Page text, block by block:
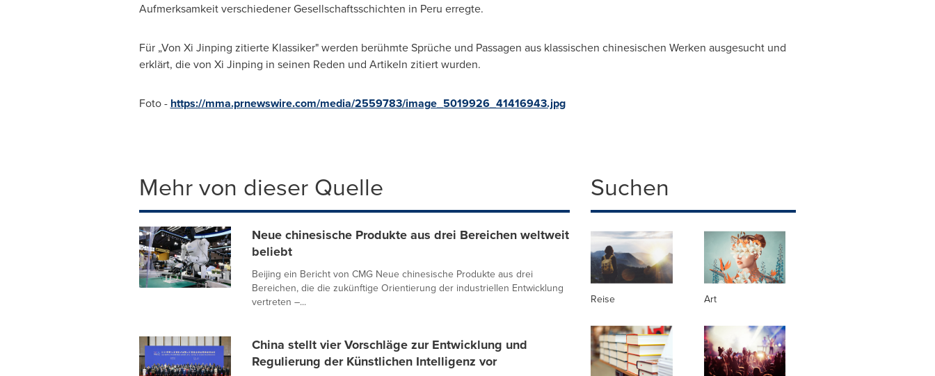
Aufmerksamkeit verschiedener Gesellschaftsschichten in Peru erregte.
Für „Von Xi Jinping zitierte Klassiker" werden berühmte Sprüche und Passagen aus klassischen chinesischen Werken ausgesucht und
erklärt, die von Xi Jinping in seinen Reden und Artikeln zitiert wurden.
Foto - https://mma.prnewswire.com/media/2559783/image_5019926_41416943.jpg
Mehr von dieser Quelle
Neue chinesische Produkte aus drei Bereichen weltweit
beliebt
Beijing ein Bericht von CMG Neue chinesische Produkte aus drei
Bereichen, die die zukünftige Orientierung der industriellen Entwicklung
vertreten –...
China stellt vier Vorschläge zur Entwicklung und
Regulierung der Künstlichen Intelligenz vor
Suchen
Reise Art